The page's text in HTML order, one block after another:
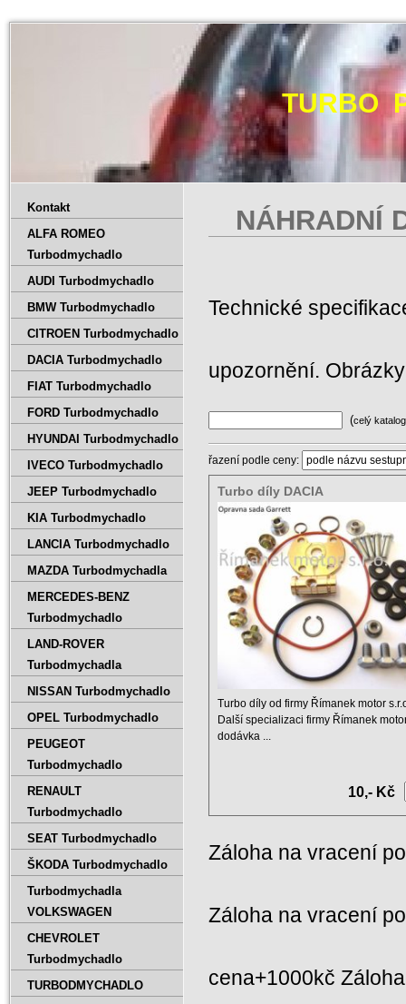
TURBO
NÁHRADNÍ
Technické
upozornění.
(celý katalog
řazení podle ceny:
Turbo díly DACIA
Turbo díly od firmy Římanek motor
Další specializaci firmy Římanek
dodávka ...
10,- Kč
Záloha na vracení
Záloha na vracení
cena+1000kč
Kontakt
ALFA ROMEO
Turbodmychadlo
AUDI Turbodmychadlo
BMW Turbodmychadlo
CITROEN Turbodmychadlo
DACIA Turbodmychadlo
FIAT Turbodmychadlo
FORD Turbodmychadlo
HYUNDAI Turbodmychadlo
IVECO Turbodmychadlo
JEEP Turbodmychadlo
KIA Turbodmychadlo
LANCIA Turbodmychadlo
MAZDA Turbodmychadla
MERCEDES-BENZ
Turbodmychadlo
LAND-ROVER
Turbodmychadla
NISSAN Turbodmychadlo
OPEL Turbodmychadlo
PEUGEOT
Turbodmychadlo
RENAULT
Turbodmychadlo
SEAT Turbodmychadlo
ŠKODA Turbodmychadlo
Turbodmychadla
VOLKSWAGEN
CHEVROLET
Turbodmychadlo
TURBODMYCHADLO